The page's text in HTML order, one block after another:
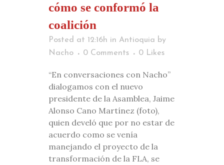
cómo se conformó la
coalición
Posted at 12:16h in Antioquia by
Nacho
0 Comments 0 Likes
“En conversaciones con Nacho”
dialogamos con el nuevo
presidente de la Asamblea, Jaime
Alonso Cano Martínez (foto),
quien develó que por no estar de
acuerdo como se venía
manejando el proyecto de la
transformación de la FLA, se